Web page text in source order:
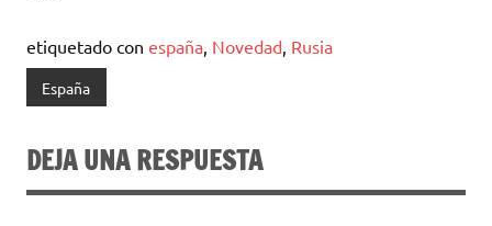
etiquetado con españa Novedad Rusia
España
DEJA UNA RESPUESTA